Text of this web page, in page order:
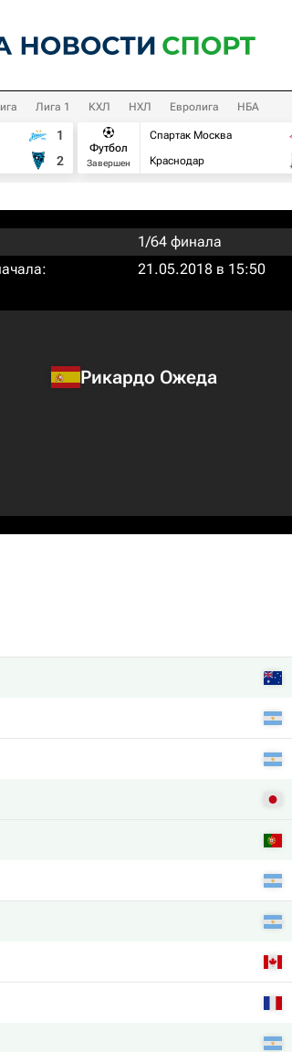
Лига 1 КХЛ НХЛ Евролига НБА
1
2
Футбол
Завершен
Спартак Москва
Краснодар
1/64 финала
21.05.2018 в 15:50
Рикардо Ожеда